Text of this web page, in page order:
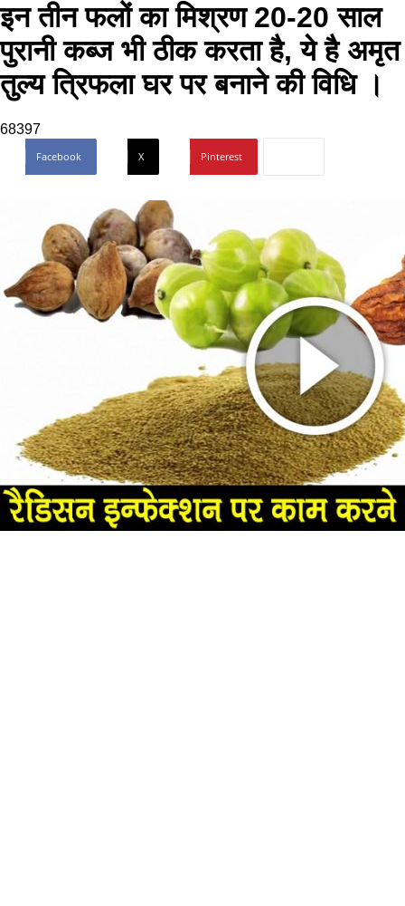
इन तीन फलों का मिश्रण 20-20 साल
पुरानी कब्ज भी ठीक करता है, ये है अमृत
तुल्य त्रिफला घर पर बनाने की विधि ।
68397
Facebook X Pinterest